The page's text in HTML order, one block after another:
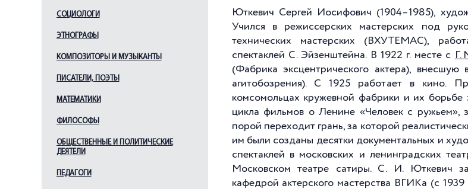
СОЦИОЛОГИ
ЭТНОГРАФЫ
КОМПОЗИТОРЫ И МУЗЫКАНТЫ
ПИСАТЕЛИ, ПОЭТЫ
МАТЕМАТИКИ
ФИЛОСОФЫ
ОБЩЕСТВЕННЫЕ И ПОЛИТИЧЕСКИЕ
ДЕЯТЕЛИ
ПЕДАГОГИ
Юткевич Сергей Иосифович (1904–1985),
Учился в режиссерских мастерских под
технических мастерских (ВХУТЕМАС),
спектаклей С. Эйзенштейна. В 1922 г. месте с Г.
(Фабрика эксцентрического актера),
агитобозрения). С 1925 работает в кино.
комсомольцах кружевной фабрики и их
цикла фильмов о Ленине «Человек с ружьем»,
порой переходит грань, за которой
им были созданы десятки документальных и
спектаклей в московских и ленинградских
Московском театре сатиры. С. И. Юткевич
кафедрой актерского мастерства ВГИКа (с